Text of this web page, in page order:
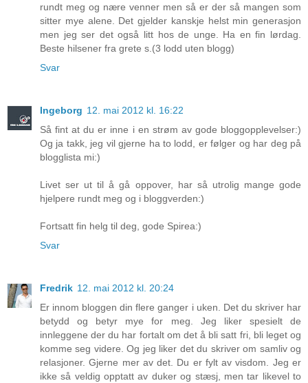
rundt meg og nære venner men så er der så mangen som
sitter mye alene. Det gjelder kanskje helst min generasjon
men jeg ser det også litt hos de unge. Ha en fin lørdag.
Beste hilsener fra grete s.(3 lodd uten blogg)
Svar
Ingeborg 12. mai 2012 kl. 16:22
Så fint at du er inne i en strøm av gode bloggopplevelser:)
Og ja takk, jeg vil gjerne ha to lodd, er følger og har deg på
blogglista mi:)
Livet ser ut til å gå oppover, har så utrolig mange gode
hjelpere rundt meg og i bloggverden:)
Fortsatt fin helg til deg, gode Spirea:)
Svar
Fredrik 12. mai 2012 kl. 20:24
Er innom bloggen din flere ganger i uken. Det du skriver har
betydd og betyr mye for meg. Jeg liker spesielt de
innleggene der du har fortalt om det å bli satt fri, bli leget og
komme seg videre. Og jeg liker det du skriver om samliv og
relasjoner. Gjerne mer av det. Du er fylt av visdom. Jeg er
ikke så veldig opptatt av duker og stæsj, men tar likevel to